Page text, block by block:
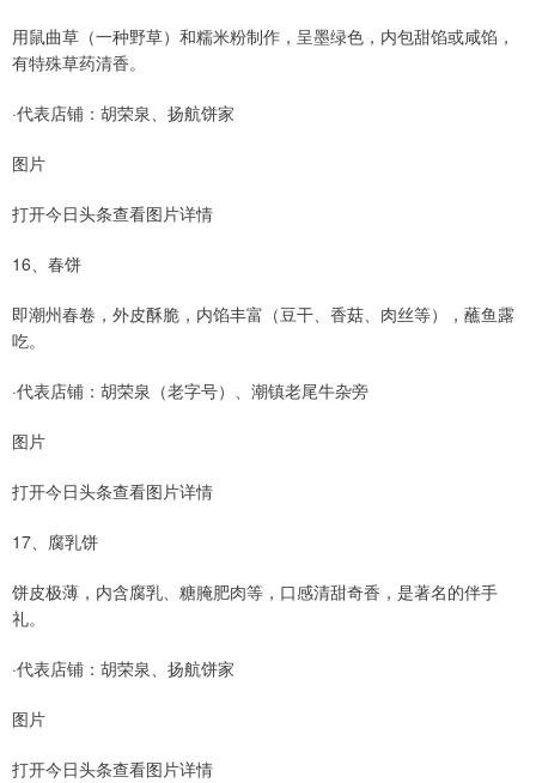
用鼠曲草（一种野草）和糯米粉制作，呈墨绿色，内包甜馅或咸馅，
有特殊草药清香。
·代表店铺：胡荣泉、扬航饼家
图片
打开今日头条查看图片详情
16、春饼
即潮州春卷，外皮酥脆，内馅丰富（豆干、香菇、肉丝等），蘸鱼露
吃。
·代表店铺：胡荣泉（老字号）、潮镇老尾牛杂旁
图片
打开今日头条查看图片详情
17、腐乳饼
饼皮极薄，内含腐乳、糖腌肥肉等，口感清甜奇香，是著名的伴手
礼。
·代表店铺：胡荣泉、扬航饼家
图片
打开今日头条查看图片详情